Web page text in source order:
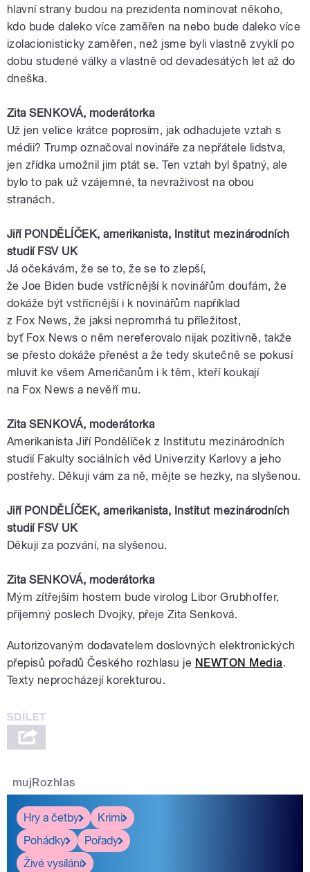
hlavní strany budou na prezidenta nominovat někoho,
kdo bude daleko více zaměřen na nebo bude daleko více
izolacionisticky zaměřen, než jsme byli vlastně zvyklí po
dobu studené války a vlastně od devadesátých let až do
dneška.
Zita SENKOVÁ, moderátorka
Už jen velice krátce poprosím, jak odhadujete vztah s
médii?Trump označoval novináře za nepřátele lidstva,
jen zřídka umožnil jim ptát se. Ten vztah byl špatný, ale
bylo to pak už vzájemné, ta nevraživost na obou
stranách.
Jiří PONDĚLÍČEK, amerikanista, Institut mezinárodních
studií FSV UK
Já očekávám, že se to, že se to zlepší,
žeJoe Biden bude vstřícnější k novinářům doufám, že
dokáže být vstřícnější i k novinářům například
z Fox News, že jaksi nepromrhá tu příležitost,
byť Fox News o něm nereferovalo nijak pozitivně, takže
se přesto dokáže přenést a že tedy skutečně se pokusí
mluvit ke všemAmeričanům i k těm, kteří koukají
na Fox News a nevěří mu.
Zita SENKOVÁ, moderátorka
Amerikanista Jiří Pondělíček z Institutu mezinárodních
studií Fakulty sociálních věd Univerzity Karlovy a jeho
postřehy. Děkuji vám za ně, mějte se hezky, na slyšenou.
Jiří PONDĚLÍČEK, amerikanista, Institut mezinárodních
studií FSV UK
Děkuji za pozvání, na slyšenou.
Zita SENKOVÁ, moderátorka
Mým zítřejším hostem bude virolog Libor Grubhoffer,
příjemný poslech Dvojky, přeje Zita Senková.
Autorizovaným dodavatelem doslovných elektronických
přepisů pořadů Českého rozhlasu je NEWTON Media.
Texty neprocházejí korekturou.
mujRozhlas
Hry a četby
Krimi
Pohádky
Pořady
Živé vysílání